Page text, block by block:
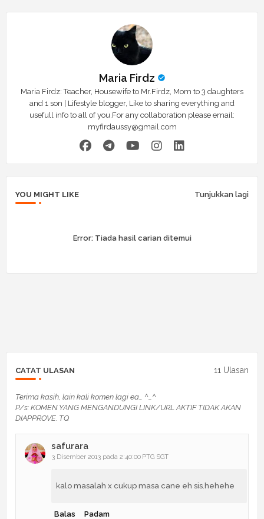
Maria Firdz
Maria Firdz: Teacher, Housewife to Mr.Firdz, Mom to 3 daughters
and 1 son | Lifestyle blogger, Like to sharing everything and
usefull info to all of you.For any collaboration please email:
myfirdaussy@gmail.com
YOU MIGHT LIKE Tunjukkan lagi
Error:Tiada hasil carian ditemui
CATAT ULASAN 11 Ulasan
Terima kasih, lain kali komen lagi ea... ^_^
P/s: KOMEN YANG MENGANDUNGI LINK/URL AKTIF TIDAK AKAN
DIAPPROVE. TQ
safurara
3 Disember 2013 pada 2:40:00 PTG SGT
kalo masalah x cukup masa cane eh sis.hehehe
Balas Padam